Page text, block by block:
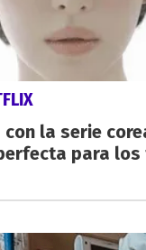
la serie
para los